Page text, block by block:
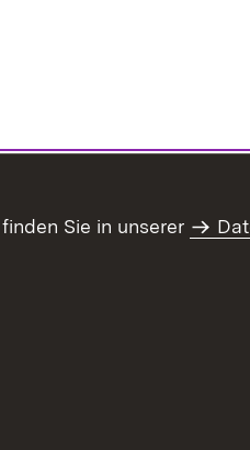
Sie in unserer